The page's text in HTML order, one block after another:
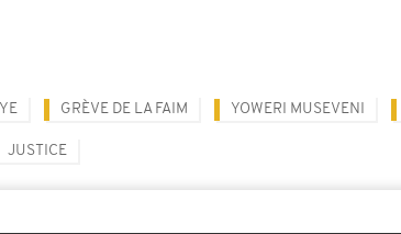
GRÈVE DE LA FAIM YOWERI MUSEVENI
JUSTICE